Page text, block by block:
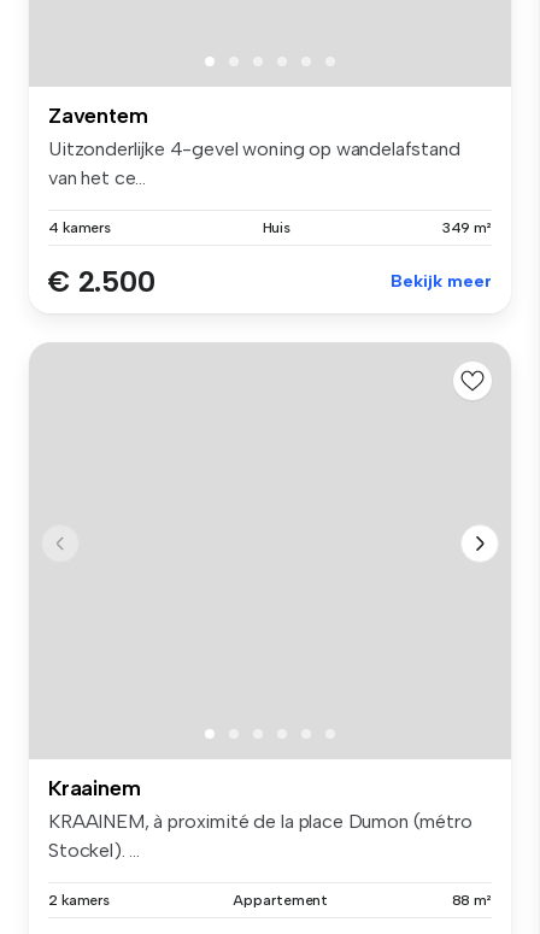
Zaventem
Uitzonderlijke 4-gevel woning op wandelafstand
van het ce...
4 kamers Huis 349 m²
€ 2.500 Bekijk meer
Kraainem
KRAAINEM, à proximité de la place Dumon (métro
Stockel). ...
2 kamers Appartement 88 m²